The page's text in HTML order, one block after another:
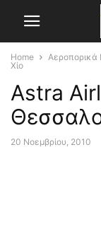
Home Αεροπορικά
Χίο
Astra
20 Νοεμβρίου, 2010